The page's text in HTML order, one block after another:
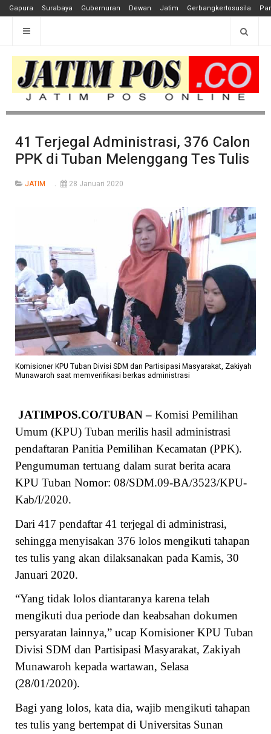
Gapura Surabaya Gubernuran Dewan Jatim Gerbangkertosusila
41 Terjegal Administrasi, 376 Calon
PPK di Tuban Melenggang Tes Tulis
JATIM 28 Januari 2020
Komisioner KPU Tuban Divisi SDM dan Partisipasi Masyarakat, Zakiyah
Munawaroh saat memverifikasi berkas administrasi
JATIMPOS.CO/TUBAN – Komisi Pemilihan
Umum (KPU) Tuban merilis hasil administrasi
pendaftaran Panitia Pemilihan Kecamatan (PPK).
Pengumuman tertuang dalam surat berita acara
KPU Tuban Nomor: 08/SDM.09-BA/3523/KPU-
Kab/I/2020.
Dari 417 pendaftar 41 terjegal di administrasi,
sehingga menyisakan 376 lolos mengikuti tahapan
tes tulis yang akan dilaksanakan pada Kamis, 30
Januari 2020.
“Yang tidak lolos diantaranya karena telah
mengikuti dua periode dan keabsahan dokumen
persyaratan lainnya,” ucap Komisioner KPU Tuban
Divisi SDM dan Partisipasi Masyarakat, Zakiyah
Munawaroh kepada wartawan, Selasa
(28/01/2020).
Bagi yang lolos, kata dia, wajib mengikuti tahapan
tes tulis yang bertempat di Universitas Sunan